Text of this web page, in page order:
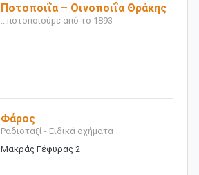
Ποτοποιΐα – Οινοποιΐα Θράκης
...ποτοποιούμε από το 1893
Φάρος
Ραδιοταξί - Ειδικά οχήματα
Μακράς Γέφυρας 2